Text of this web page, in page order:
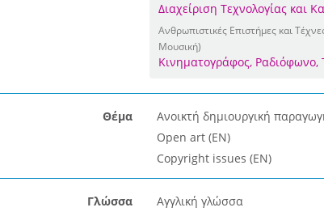
Διαχείριση Τεχνολογίας και
Ανθρωπιστικές Επιστήμες και
Μουσική)
Κινηματογράφος, Ραδιόφωνο,
Θέμα
Ανοικτή δημιουργική
Open art (EN)
Copyright issues (EN)
Γλώσσα Αγγλική γλώσσα